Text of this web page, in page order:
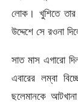
লোক। খুশিতে তার
উদ্দেশে সে রওনা
সাত মাস এগারো
এবারের লম্বা
ছলেমানকে